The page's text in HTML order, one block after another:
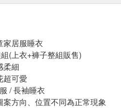
家居服睡衣
(上衣+褲子整組販售)
柔細
超可愛
/ 長袖睡衣
方向、位置不同為正常現象